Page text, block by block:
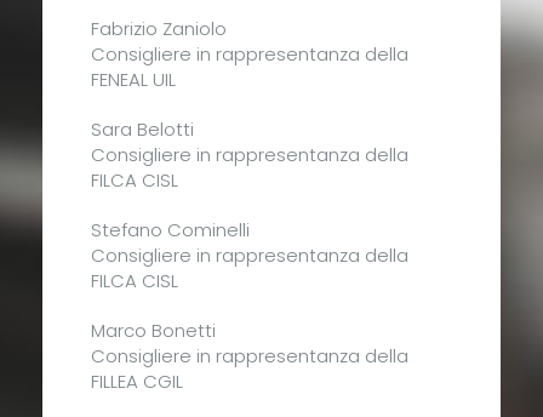
Fabrizio Zaniolo
Consigliere in rappresentanza della
FENEAL UIL
Sara Belotti
Consigliere in rappresentanza della
FILCA CISL
Stefano Cominelli
Consigliere in rappresentanza della
FILCA CISL
Marco Bonetti
Consigliere in rappresentanza della
FILLEA CGIL